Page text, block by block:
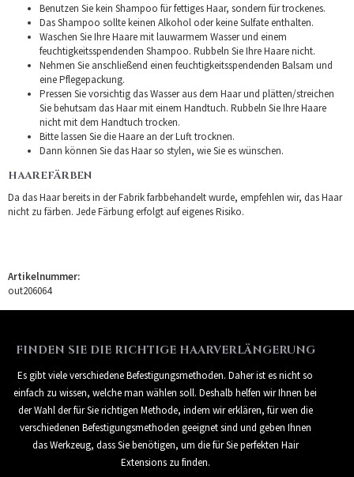
Benutzen Sie kein Shampoo für fettiges Haar, sondern für trockenes.
Das Shampoo sollte keinen Alkohol oder keine Sulfate enthalten.
Waschen Sie Ihre Haare mit lauwarmem Wasser und einem
feuchtigkeitsspendenden Shampoo. Rubbeln Sie Ihre Haare nicht.
Nehmen Sie anschließend einen feuchtigkeitsspendenden Balsam und
eine Pflegepackung.
Pressen Sie vorsichtig das Wasser aus dem Haar und plätten/streichen
Sie behutsam das Haar mit einem Handtuch. Rubbeln Sie Ihre Haare
nicht mit dem Handtuch trocken.
Bitte lassen Sie die Haare an der Luft trocknen.
Dann können Sie das Haar so stylen, wie Sie es wünschen.
HAAREFÄRBEN
Da das Haar bereits in der Fabrik farbbehandelt wurde, empfehlen wir, das Haar
nicht zu färben. Jede Färbung erfolgt auf eigenes Risiko.
Artikelnummer:
out206064
FINDEN SIE DIE RICHTIGE HAARVERLÄNGERUNG
Es gibt viele verschiedene Befestigungsmethoden. Daher ist es nicht so
einfach zu wissen, welche man wählen soll. Deshalb helfen wir Ihnen bei
der Wahl der für Sie richtigen Methode, indem wir erklären, für wen die
verschiedenen Befestigungsmethoden geeignet sind und geben Ihnen
das Werkzeug, dass Sie benötigen, um die für Sie perfekten Hair
Extensions zu finden.